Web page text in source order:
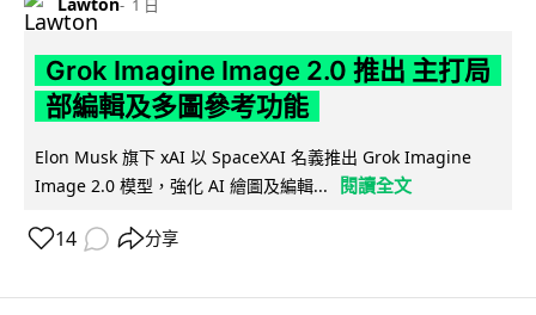
1 日
Grok Imagine Image 2.0 推出 主打局
部編輯及多圖參考功能
Elon Musk 旗下 xAI 以 SpaceXAI 名義推出 Grok Imagine
Image 2.0 模型，強化 AI 繪圖及編輯...
閱讀全文
14 分享